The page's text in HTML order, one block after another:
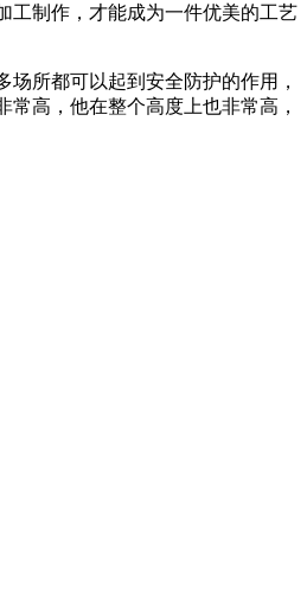
工制作，才能成为一件优美的工艺
所都可以起到安全防护的作用，
高，他在整个高度上也非常高，